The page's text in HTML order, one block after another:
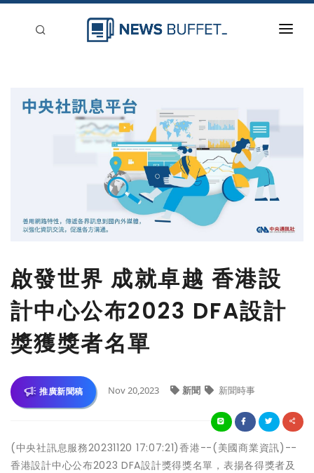
啟發世界 成就卓越 香港設
計中心公布2023 DFA設計
獎獲獎者名單
推廣新聞稿 Nov 20,2023 新聞 新聞時事
(中央社訊息服務20231120 17:07:21)香港--(美國商業資訊)--
香港設計中心公布2023 DFA設計獎得獎名單，表揚各得獎者及